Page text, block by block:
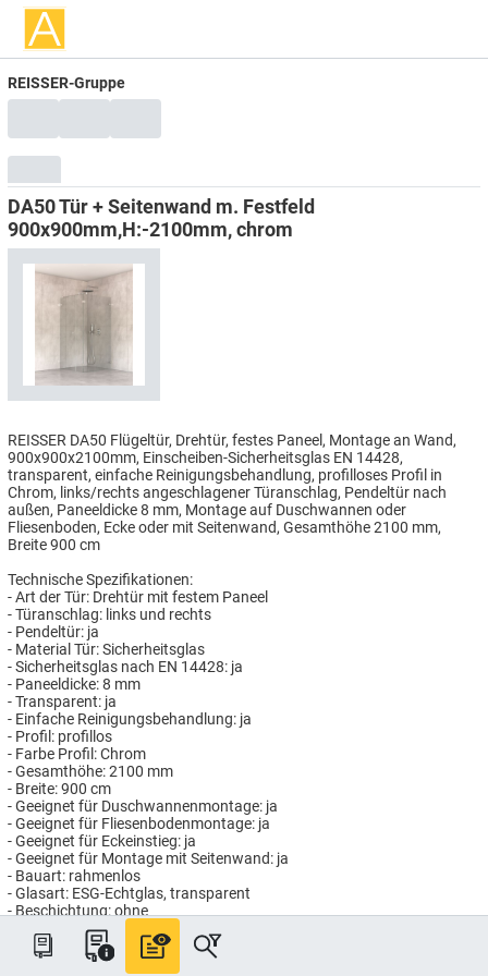
REISSER-Gruppe
DA50 Tür + Seitenwand m. Festfeld
900x900mm,H:-2100mm, chrom
REISSER DA50 Flügeltür, Drehtür, festes Paneel, Montage an Wand,
900x900x2100mm, Einscheiben-Sicherheitsglas EN 14428,
transparent, einfache Reinigungsbehandlung, profilloses Profil in
Chrom, links/rechts angeschlagener Türanschlag, Pendeltür nach
außen, Paneeldicke 8 mm, Montage auf Duschwannen oder
Fliesenboden, Ecke oder mit Seitenwand, Gesamthöhe 2100 mm,
Breite 900 cm
Technische Spezifikationen:
- Art der Tür: Drehtür mit festem Paneel
- Türanschlag: links und rechts
- Pendeltür: ja
- Material Tür: Sicherheitsglas
- Sicherheitsglas nach EN 14428: ja
- Paneeldicke: 8 mm
- Transparent: ja
- Einfache Reinigungsbehandlung: ja
- Profil: profillos
- Farbe Profil: Chrom
- Gesamthöhe: 2100 mm
- Breite: 900 cm
- Geeignet für Duschwannenmontage: ja
- Geeignet für Fliesenbodenmontage: ja
- Geeignet für Eckeinstieg: ja
- Geeignet für Montage mit Seitenwand: ja
- Bauart: rahmenlos
- Glasart: ESG-Echtglas, transparent
- Beschichtung: ohne
Artikelnummer: HG7605/90